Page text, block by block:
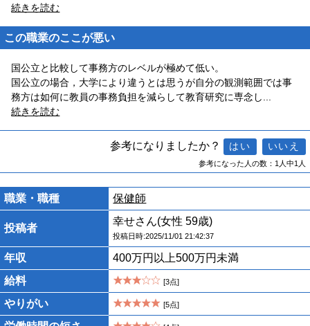
続きを読む
この職業のここが悪い
国公立と比較して事務方のレベルが極めて低い。
国公立の場合，大学により違うとは思うが自分の観測範囲では事
務方は如何に教員の事務負担を減らして教育研究に専念し...
続きを読む
参考になりましたか？
参考になった人の数：1人中1人
職業・職種 保健師
投稿者
幸せさん(女性 59歳)
投稿日時:2025/11/01 21:42:37
年収
400万円以上500万円未満
給料
[3点]
やりがい [5点]